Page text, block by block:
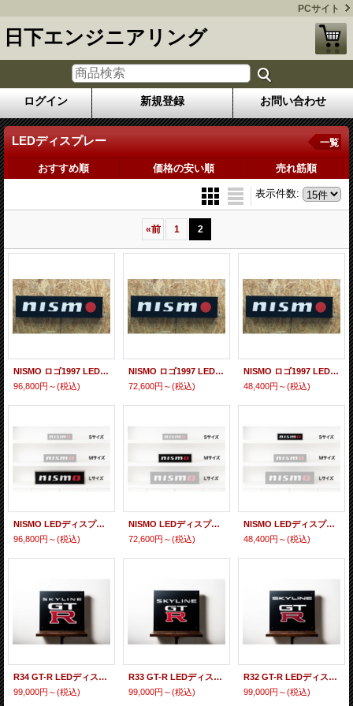
PCサイト
日下エンジニアリング
ログイン 新規登録 お問い合わせ
LEDディスプレー 一覧
おすすめ順 価格の安い順 売れ筋順
表示件数:
«前 1 2
NISMO ロゴ1997 LEDディスプレー Lサイズ
96,800円～(税込)
NISMO ロゴ1997 LEDディスプレー Mサイズ
72,600円～(税込)
NISMO ロゴ1997 LEDディスプレー Sサイズ
48,400円～(税込)
NISMO LEDディスプレイ L
96,800円～(税込)
NISMO LEDディスプレイ M
72,600円～(税込)
NISMO LEDディスプレイ S
48,400円～(税込)
R34 GT-R LEDディスプレイ L
99,000円～(税込)
R33 GT-R LEDディスプレイ L
99,000円～(税込)
R32 GT-R LEDディスプレイ L
99,000円～(税込)